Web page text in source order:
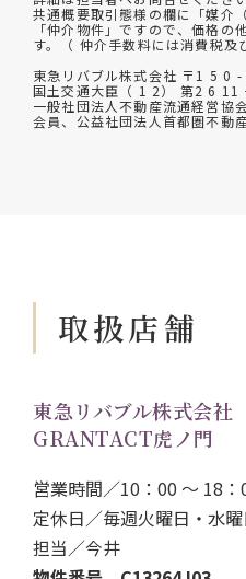
共通概要取引態様の欄に「媒介
「仲介物件」ですので、価格の
す。（ 仲介手数料には消費税及
東急リバブル株式会社 〒1 5 0
国土交通大臣（ 1 2） 第2 6 11
一般社団法人不動産流通経営協
会員、公益社団法人首都圏不動
取扱店舗
東急リバブル株式会社
GRANTACT虎ノ門
営業時間／10：00 ～ 18：
定休日／毎週火曜日・水曜
担当／今井